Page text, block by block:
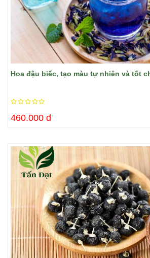
Hoa đậu biếc, tạo màu tự nhiên và tốt
460.000 đ